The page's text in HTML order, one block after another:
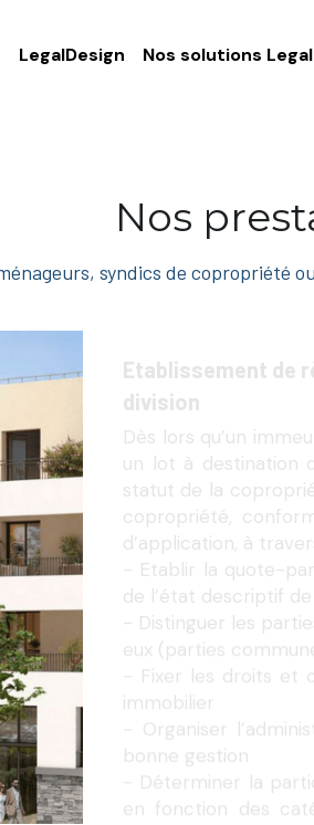
LegalDesign Nos solutions
Nos
syndics de copropriété
division
Dès lors qu’un
un lot à destination
statut de la
copropriété,
d’application, à
- Etablir la quote-
de l’état descriptif
- Distinguer les
eux (parties
- Fixer les droits et
immobilier
- Organiser
bonne gestion
- Déterminer la
en fonction des
fonctionnement et